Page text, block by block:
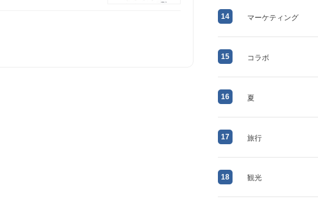
14 マーケティング
15 コラボ
16 夏
17 旅行
18 観光